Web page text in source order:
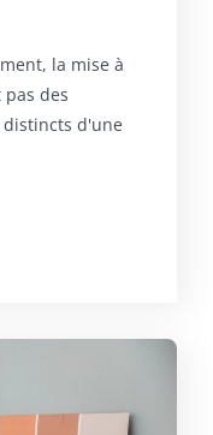
la mise à
des
d'une